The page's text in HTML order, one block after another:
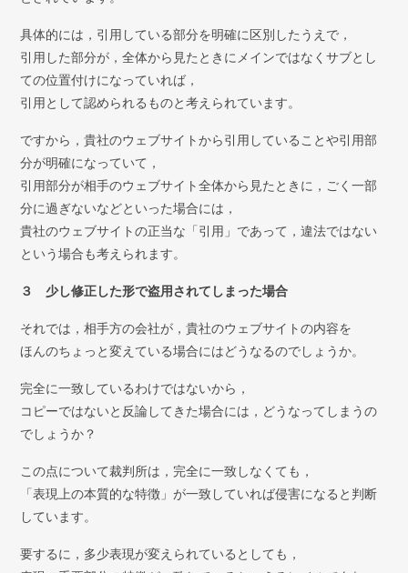
具体的には，引用している部分を明確に区別したうえで，
引用した部分が，全体から見たときにメインではなくサブとし
ての位置付けになっていれば，
引用として認められるものと考えられています。
ですから，貴社のウェブサイトから引用していることや引用部
分が明確になっていて，
引用部分が相手のウェブサイト全体から見たときに，ごく一部
分に過ぎないなどといった場合には，
貴社のウェブサイトの正当な「引用」であって，違法ではない
という場合も考えられます。
３ 少し修正した形で盗用されてしまった場合
それでは，相手方の会社が，貴社のウェブサイトの内容を
ほんのちょっと変えている場合にはどうなるのでしょうか。
完全に一致しているわけではないから，
コピーではないと反論してきた場合には，どうなってしまうの
でしょうか？
この点について裁判所は，完全に一致しなくても，
「表現上の本質的な特徴」が一致していれば侵害になると判断
しています。
要するに，多少表現が変えられているとしても，